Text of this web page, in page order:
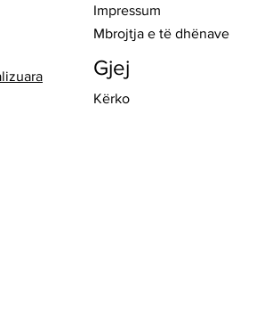
Impressum
Mbrojtja e të dhënave
Gjej
Kërko